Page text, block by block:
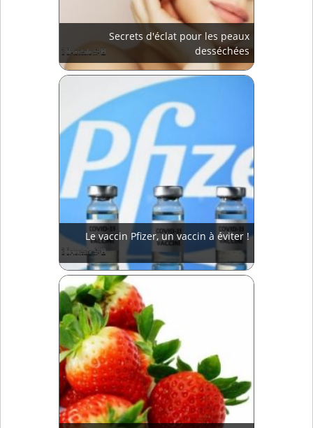
Secrets d'éclat pour les peaux
desséchées
Le vaccin Pfizer, un vaccin à éviter !